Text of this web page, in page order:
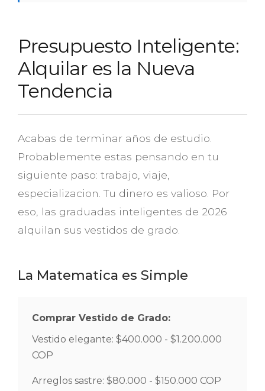
Presupuesto Inteligente:
Alquilar es la Nueva
Tendencia
Acabas de terminar años de estudio.
Probablemente estas pensando en tu
siguiente paso: trabajo, viaje,
especializacion. Tu dinero es valioso. Por
eso, las graduadas inteligentes de 2026
alquilan sus vestidos de grado.
La Matematica es Simple
Comprar Vestido de Grado:
Vestido elegante: $400.000 - $1.200.000
COP
Arreglos sastre: $80.000 - $150.000 COP